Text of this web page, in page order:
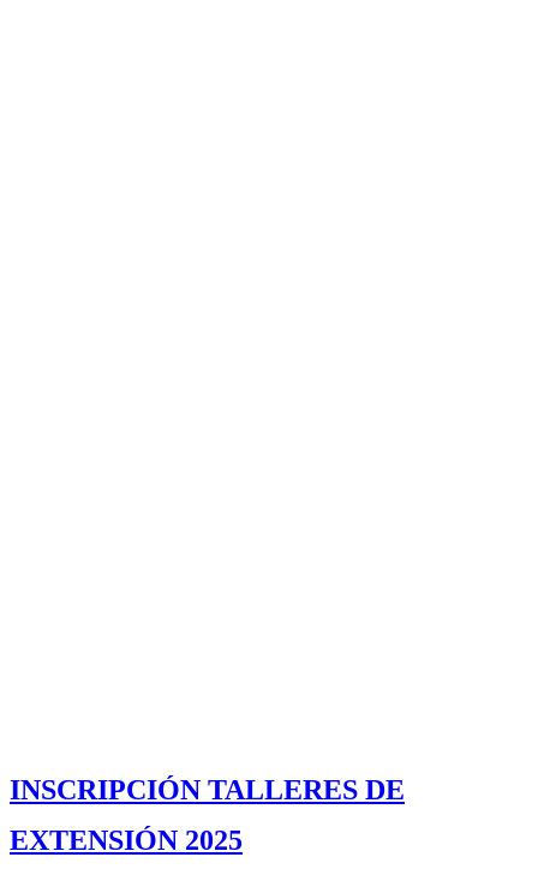
INSCRIPCIÓN TALLERES DE
EXTENSIÓN 2025